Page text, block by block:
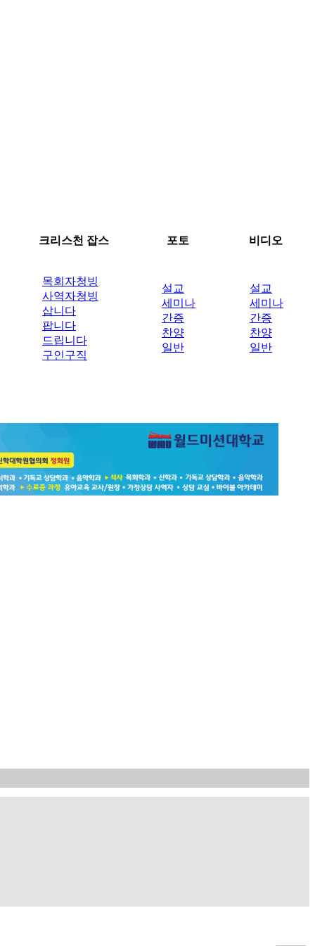
크리스천 잡스 포토 비디오
목회자청빙
사역자청빙
삽니다
팝니다
드립니다
구인구직
설교
세미나
간증
찬양
일반
설교
세미나
간증
찬양
일반